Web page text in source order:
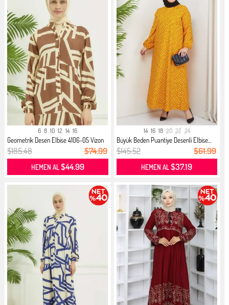
6 8 10 12 14 16
Geometrik Desen Elbise 4106-05 Vizon
$185.48 $74.99
HEMEN AL$44.99
14 16 18 20 22 24
Büyük Beden Puantiye Desenli Elbise...
$145.52 $61.99
HEMEN AL$37.19